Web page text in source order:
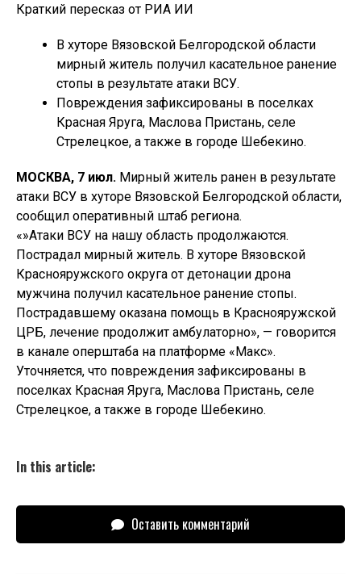
Краткий пересказ от РИА ИИ
В хуторе Вязовской Белгородской области
мирный житель получил касательное ранение
стопы в результате атаки ВСУ.
Повреждения зафиксированы в поселках
Красная Яруга, Маслова Пристань, селе
Стрелецкое, а также в городе Шебекино.
МОСКВА, 7 июл. Мирный житель ранен в результате
атаки ВСУ в хуторе Вязовской Белгородской области,
сообщил оперативный штаб региона.
«»Атаки ВСУ на нашу область продолжаются.
Пострадал мирный житель. В хуторе Вязовской
Краснояружского округа от детонации дрона
мужчина получил касательное ранение стопы.
Пострадавшему оказана помощь в Краснояружской
ЦРБ, лечение продолжит амбулаторно», — говорится
в канале оперштаба на платформе «Макс».
Уточняется, что повреждения зафиксированы в
поселках Красная Яруга, Маслова Пристань, селе
Стрелецкое, а также в городе Шебекино.
In this article:
Оставить комментарий